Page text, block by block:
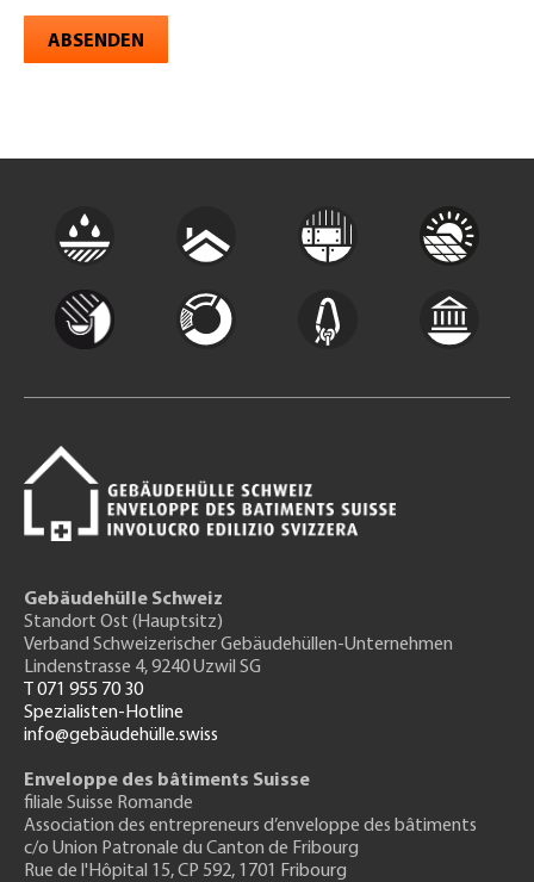
ABSENDEN
Gebäudehülle Schweiz
Standort Ost (Hauptsitz)
Verband Schweizerischer Gebäudehüllen-Unternehmen
Lindenstrasse 4, 9240 Uzwil SG
T 071 955 70 30
Spezialisten-Hotline
info@gebäudehülle.swiss
Enveloppe des bâtiments Suisse
filiale Suisse Romande
Association des entrepreneurs d’enveloppe des bâtiments
c/o Union Patronale du Canton de Fribourg
Rue de l'Hôpital 15, CP 592, 1701 Fribourg